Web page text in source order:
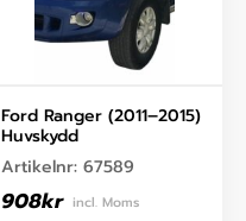
Ford Ranger (2011–2015)
Huvskydd
Artikelnr: 67589
908kr incl. Moms